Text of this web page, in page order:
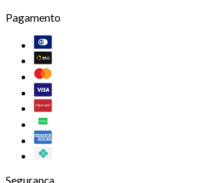
Pagamento
Segurança